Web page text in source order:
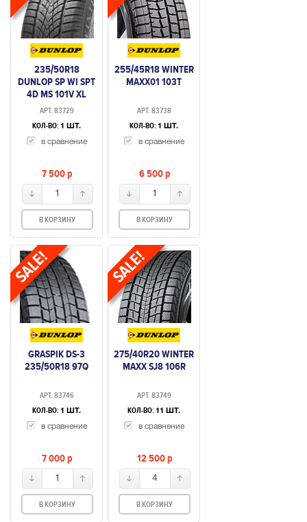
235/50R18
DUNLOP SP WI SPT
4D MS 101V XL
АРТ. 83729
КОЛ-ВО: 1 ШТ.
в сравнение
7 500p
1
В КОРЗИНУ
255/45R18 WINTER
MAXX01 103T
АРТ. 83738
КОЛ-ВО: 1 ШТ.
в сравнение
6 500p
1
В КОРЗИНУ
GRASPIK DS-3
235/50R18 97Q
АРТ. 83746
КОЛ-ВО: 1 ШТ.
в сравнение
7 000p
1
В КОРЗИНУ
275/40R20 WINTER
MAXX SJ8 106R
АРТ. 83749
КОЛ-ВО: 11 ШТ.
в сравнение
12 500p
4
В КОРЗИНУ